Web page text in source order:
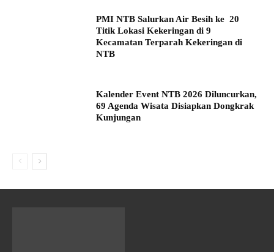
PMI NTB Salurkan Air Besih ke 20
Titik Lokasi Kekeringan di 9
Kecamatan Terparah Kekeringan di
NTB
Kalender Event NTB 2026 Diluncurkan,
69 Agenda Wisata Disiapkan Dongkrak
Kunjungan